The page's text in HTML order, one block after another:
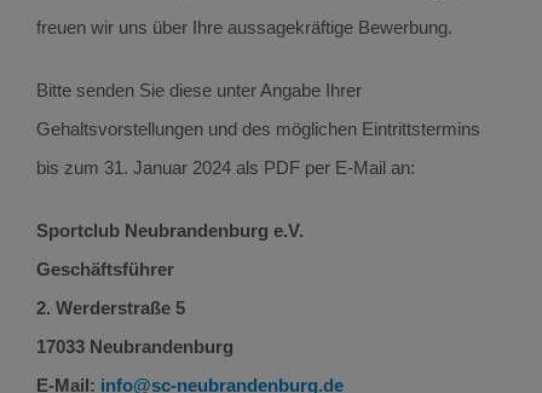
freuen wir uns über Ihre aussagekräftige Bewerbung.
Bitte senden Sie diese unter Angabe Ihrer
Gehaltsvorstellungen und des möglichen Eintrittstermins
bis zum 31. Januar 2024 als PDF per E-Mail an:
Sportclub Neubrandenburg e.V.
Geschäftsführer
2. Werderstraße 5
17033 Neubrandenburg
E-Mail: info@sc-neubrandenburg.de